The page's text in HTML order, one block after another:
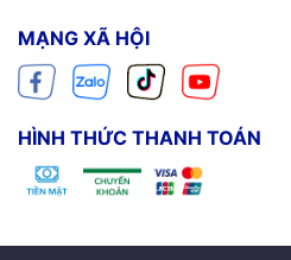
MẠNG XÃ HỘI
HÌNH THỨC THANH TOÁN